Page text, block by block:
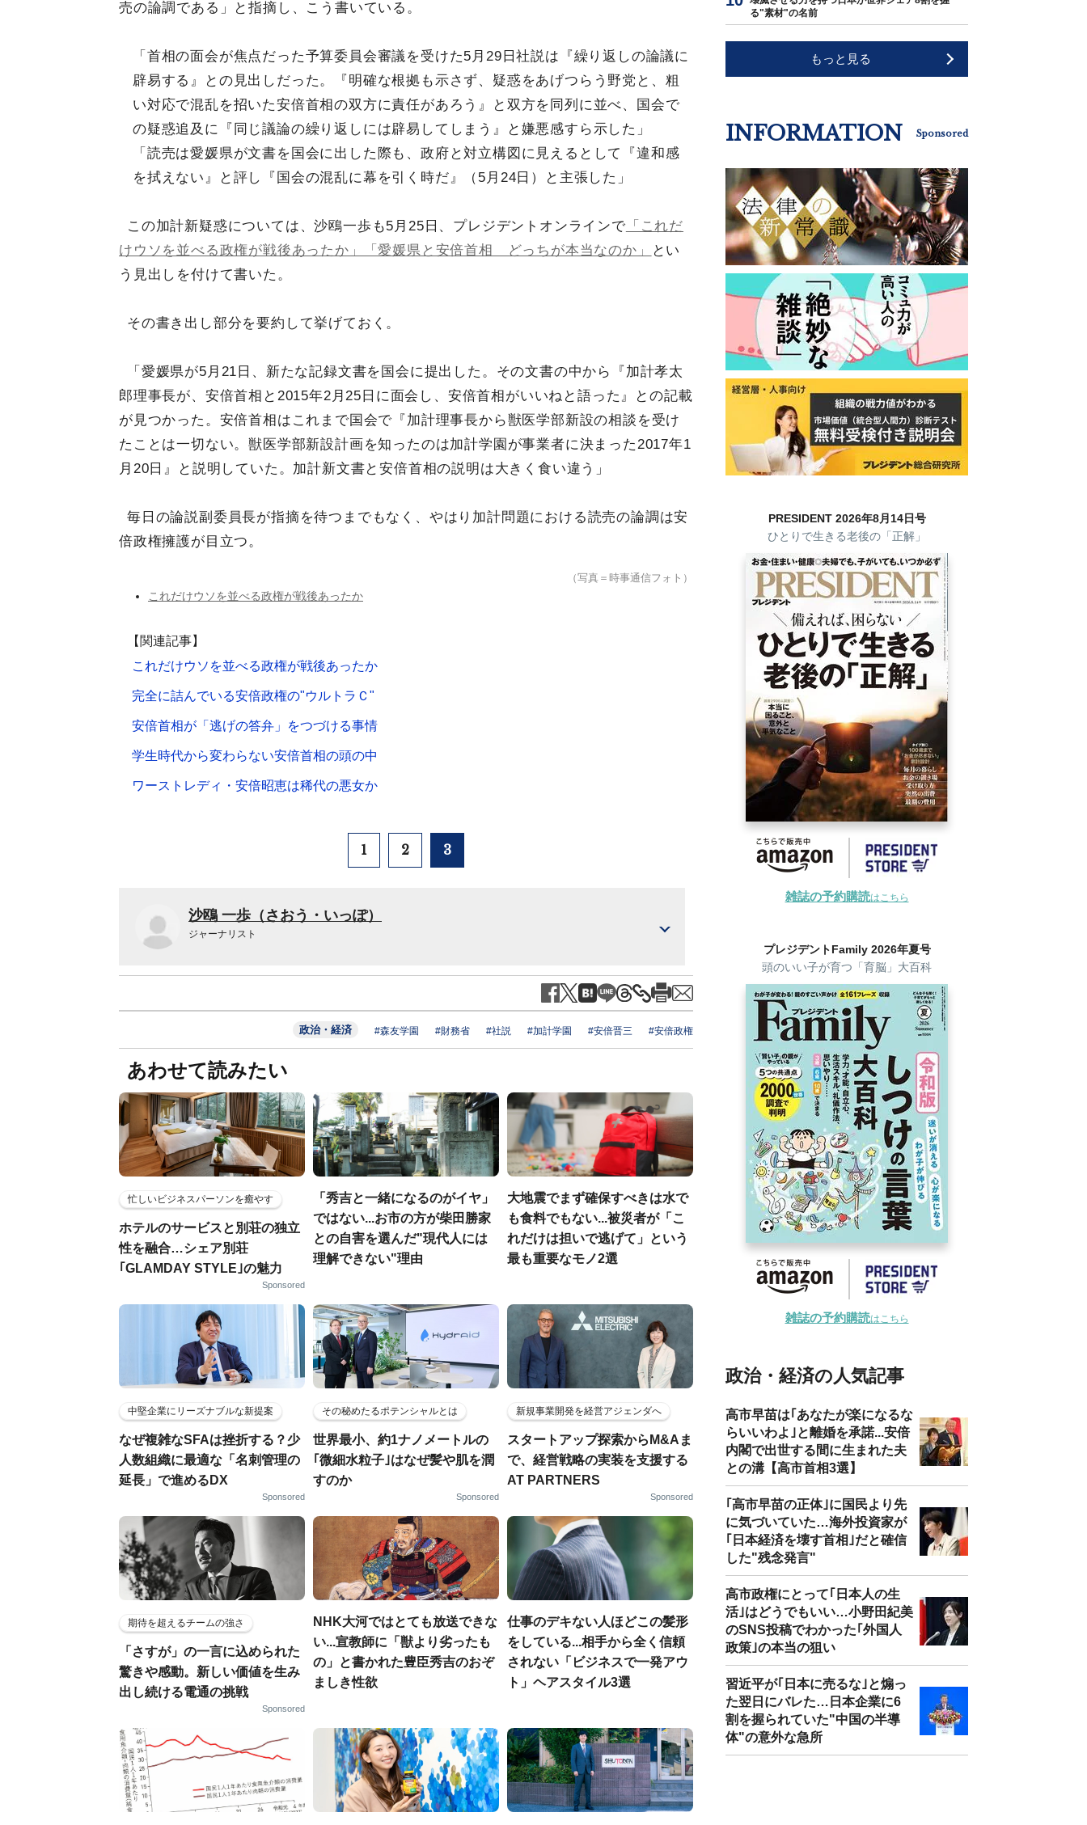
売の論調である」と指摘し、こう書いている。
「首相の面会が焦点だった予算委員会審議を受けた5月29日社説は『繰り返しの論議に
辟易する』との見出しだった。『明確な根拠も示さず、疑惑をあげつらう野党と、粗
い対応で混乱を招いた安倍首相の双方に責任があろう』と双方を同列に並べ、国会で
の疑惑追及に『同じ議論の繰り返しには辟易してしまう』と嫌悪感すら示した」
「読売は愛媛県が文書を国会に出した際も、政府と対立構図に見えるとして『違和感
を拭えない』と評し『国会の混乱に幕を引く時だ』（5月24日）と主張した」
この加計新疑惑については、沙鴎一歩も5月25日、プレジデントオンラインで 「これだ
けウソを並べる政権が戦後あったか」「愛媛県と安倍首相 どっちが本当なのか」
とい
う見出しを付けて書いた。
その書き出し部分を要約して挙げておく。
「愛媛県が5月21日、新たな記録文書を国会に提出した。その文書の中から『加計孝太
郎理事長が、安倍首相と2015年2月25日に面会し、安倍首相がいいねと語った』との記載
が見つかった。安倍首相はこれまで国会で『加計理事長から獣医学部新設の相談を受け
たことは一切ない。獣医学部新設計画を知ったのは加計学園が事業者に決まった2017年1
月20日』と説明していた。加計新文書と安倍首相の説明は大きく食い違う」
毎日の論説副委員長が指摘を待つまでもなく、やはり加計問題における読売の論調は安
倍政権擁護が目立つ。
（写真＝時事通信フォト）
これだけウソを並べる政権が戦後あったか
【関連記事】
これだけウソを並べる政権が戦後あったか
完全に詰んでいる安倍政権の"ウルトラＣ"
安倍首相が「逃げの答弁」をつづける事情
学生時代から変わらない安倍首相の頭の中
ワーストレディ・安倍昭恵は稀代の悪女か
1 2 3
沙鴎 一歩（さおう・いっぽ）
ジャーナリスト
政治・経済 #森友学園 #財務省 #社説 #加計学園 #安倍晋三 #安倍政権
あわせて読みたい
忙しいビジネスパーソンを癒やす
ホテルのサービスと別荘の独立
性を融合…シェア別荘
｢GLAMDAY STYLE｣の魅力
Sponsored
「秀吉と一緒になるのがイヤ」
ではない...お市の方が柴田勝家
との自害を選んだ"現代人には
理解できない"理由
大地震でまず確保すべきは水で
も食料でもない...被災者が「こ
れだけは担いで逃げて」という
最も重要なモノ2選
中堅企業にリーズナブルな新提案
なぜ複雑なSFAは挫折する？少
人数組織に最適な「名刺管理の
延長」で進めるDX
Sponsored
その秘めたるポテンシャルとは
世界最小、約1ナノメートルの
｢微細水粒子｣はなぜ髪や肌を潤
すのか
Sponsored
新規事業開発を経営アジェンダへ
スタートアップ探索からM&Aま
で、経営戦略の実装を支援する
AT PARTNERS
Sponsored
期待を超えるチームの強さ
「さすが」の一言に込められた
驚きや感動。新しい価値を生み
出し続ける電通の挑戦
Sponsored
NHK大河ではとても放送できな
い...宣教師に「獣より劣ったも
の」と書かれた豊臣秀吉のおぞ
ましき性欲
仕事のデキない人ほどこの髪形
をしている...相手から全く信頼
されない「ビジネスで一発アウ
ト」ヘアスタイル3選
る"素材"の名前
もっと見る
INFORMATION Sponsored
PRESIDENT 2026年8月14日号
ひとりで生きる老後の「正解」
雑誌の予約購読はこちら
プレジデントFamily 2026年夏号
頭のいい子が育つ「育脳」大百科
雑誌の予約購読はこちら
政治・経済の人気記事
高市早苗は｢あなたが楽になるな
らいいわよ｣と離婚を承諾...安倍
内閣で出世する間に生まれた夫
との溝【高市首相3選】
｢高市早苗の正体｣に国民より先
に気づいていた…海外投資家が
｢日本経済を壊す首相｣だと確信
した"残念発言"
高市政権にとって｢日本人の生
活｣はどうでもいい…小野田紀美
のSNS投稿でわかった｢外国人
政策｣の本当の狙い
習近平が｢日本に売るな｣と煽っ
た翌日にバレた…日本企業に6
割を握られていた"中国の半導
体"の意外な急所